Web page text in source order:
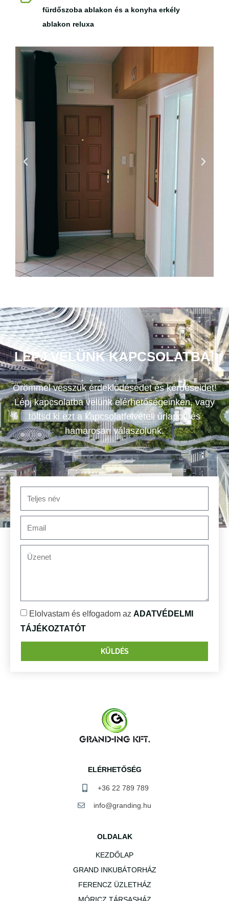
fürdőszoba ablakon és a konyha erkély
ablakon reluxa
LÉPJ VELÜNK KAPCSOLATBA!
Örömmel vesszük érdeklődésedet és kérdéseidet!
Lépj kapcsolatba velünk elérhetőségeinken, vagy
töltsd ki ezt a kapcsolatfelvételi űrlapot, és
hamarosan válaszolunk.
Elolvastam és elfogadom az ADATVÉDELMI
TÁJÉKOZTATÓT
KÜLDÉS
ELÉRHETŐSÉG
+36 22 789 789
info@granding.hu
OLDALAK
KEZDŐLAP
GRAND INKUBÁTORHÁZ
FERENCZ ÜZLETHÁZ
MÓRICZ TÁRSASHÁZ